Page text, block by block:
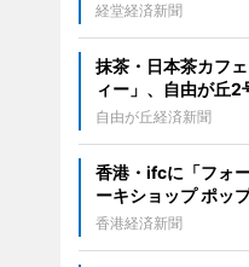
経堂経済新聞
抹茶・日本茶カフ
ィー」、自由が丘
自由が丘経済新聞
香港・ifcに「フォ
ーキショップ ポッ
香港経済新聞